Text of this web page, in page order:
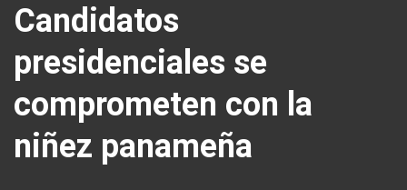
Candidatos
presidenciales se
comprometen con la
niñez panameña